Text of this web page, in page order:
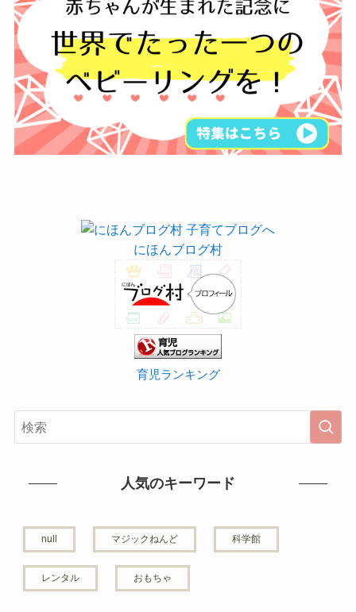
にほんブログ村
育児ランキング
人気のキーワード
null マジックねんど 科学館
レンタル おもちゃ